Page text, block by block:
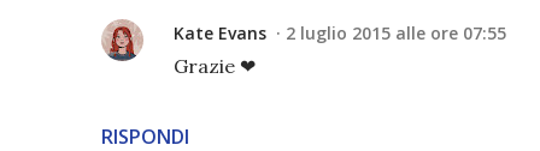
RISPONDI
Kate Evans 2 luglio 2015 alle ore 07:55
Grazie ❤